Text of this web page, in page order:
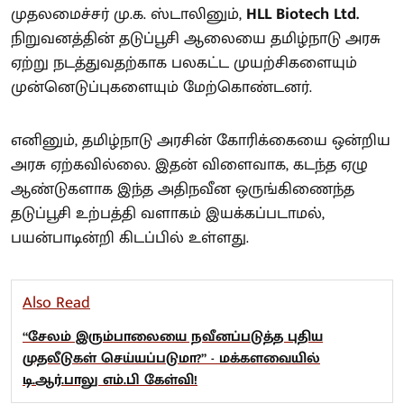
முதலமைச்சர் மு.க. ஸ்டாலினும், HLL Biotech Ltd.
நிறுவனத்தின் தடுப்பூசி ஆலையை தமிழ்நாடு அரசு
ஏற்று நடத்துவதற்காக பலகட்ட முயற்சிகளையும்
முன்னெடுப்புகளையும் மேற்கொண்டனர்.
எனினும், தமிழ்நாடு அரசின் கோரிக்கையை ஒன்றிய
அரசு ஏற்கவில்லை. இதன் விளைவாக, கடந்த ஏழு
ஆண்டுகளாக இந்த அதிநவீன ஒருங்கிணைந்த
தடுப்பூசி உற்பத்தி வளாகம் இயக்கப்படாமல்,
பயன்பாடின்றி கிடப்பில் உள்ளது.
Also Read
“சேலம் இரும்பாலையை நவீனப்படுத்த புதிய
முதலீடுகள் செய்யப்படுமா?” - மக்களவையில்
டி.ஆர்.பாலு எம்.பி கேள்வி!